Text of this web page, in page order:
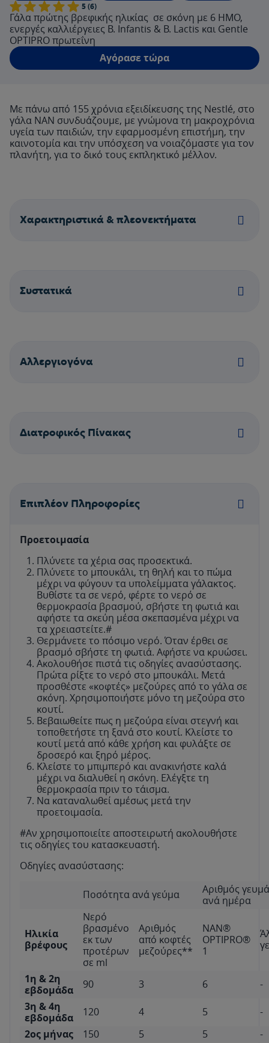
5 (6)
Γάλα πρώτης βρεφικής ηλικίας σε σκόνη με 6 ΗΜΟ,
ενεργές καλλιέργειες Β. Infantis & B. Lactis και Gentle
OPTIPRO πρωτεΐνη
Αγόρασε τώρα
Με πάνω από 155 χρόνια εξειδίκευσης της Nestlé, στο
γάλα ΝΑΝ συνδυάζουμε, με γνώμονα τη μακροχρόνια
υγεία των παιδιών, την εφαρμοσμένη επιστήμη, την
καινοτομία και την υπόσχεση να νοιαζόμαστε για τον
πλανήτη, για το δικό τους εκπληκτικό μέλλον.
Χαρακτηριστικά & πλεονεκτήματα
Συστατικά
Aλλεργιογόνα
Διατροφικός Πίνακας
Επιπλέον Πληροφορίες
Προετοιμασία
Πλύνετε τα χέρια σας προσεκτικά.
Πλύνετε το μπουκάλι, τη θηλή και το πώμα
μέχρι να φύγουν τα υπολείμματα γάλακτος.
Βυθίστε τα σε νερό, φέρτε το νερό σε
θερμοκρασία βρασμού, σβήστε τη φωτιά και
αφήστε τα σκεύη μέσα σκεπασμένα μέχρι να
τα χρειαστείτε.#
Θερμάνετε το πόσιμο νερό. Όταν έρθει σε
βρασμό σβήστε τη φωτιά. Αφήστε να κρυώσει.
Ακολουθήσε πιστά τις οδηγίες ανασύστασης.
Πρώτα ρίξτε το νερό στο μπουκάλι. Μετά
προσθέστε «κοφτές» μεζούρες από το γάλα σε
σκόνη. Χρησιμοποιήστε μόνο τη μεζούρα στο
κουτί.
Βεβαιωθείτε πως η μεζούρα είναι στεγνή και
τοποθετήστε τη ξανά στο κουτί. Κλείστε το
κουτί μετά από κάθε χρήση και φυλάξτε σε
δροσερό και ξηρό μέρος.
Κλείστε το μπιμπερό και ανακινήστε καλά
μέχρι να διαλυθεί η σκόνη. Ελέγξτε τη
θερμοκρασία πριν το τάισμα.
Να καταναλωθεί αμέσως μετά την
προετοιμασία.
#Αν χρησιμοποιείτε αποστειρωτή ακολουθήστε
τις οδηγίες του κατασκευαστή.
Οδηγίες ανασύστασης:
Ποσότητα ανά γεύμα
Αριθμός
ανά ημέρα
Ηλικία
βρέφους
Νερό
βρασμένο
εκ των
προτέρων
σε ml
Αριθμός
από κοφτές
μεζούρες**
NAN®
OPTIPRO®
1
1η & 2η
εβδομάδα
90 3 6
-
3η & 4η
εβδομάδα
120 4 5
-
2ος μήνας
150 5 5
-